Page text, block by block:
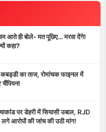
आते ही बोले- मत पूछिए… मरवा देंगे!
कहा?
का ताज, रोमांचक फाइनल में
चैंपियन!
पर डेहरी में सियासी उबाल, RJD
लगे आरोपों की जांच की उठी मांग!